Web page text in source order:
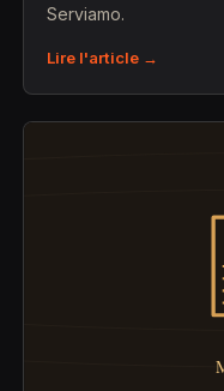
Serviamo.
Lire l'article →